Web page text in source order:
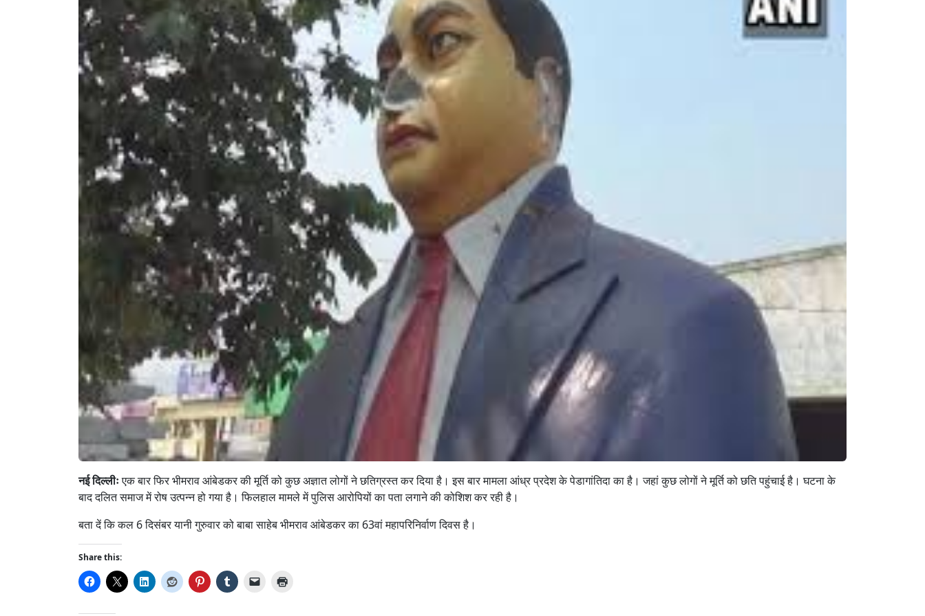
नई दिल्लीःएक बार फिर भीमराव आंबेडकर की मूर्ति को कुछ अज्ञात लोगों ने छतिग्रस्त कर दिया है। इस बार मामला आंध्र प्रदेश के पेडागांतिदा का है। जहां कुछ लोगों ने मूर्ति को छति पहुंचाई है। घटना के
बाद दलित समाज में रोष उत्पन्न हो गया है। फिलहाल मामले में पुलिस आरोपियों का पता लगाने की कोशिश कर रही है।
बता दें कि कल 6 दिसंबर यानी गुरुवार को बाबा साहेब भीमराव आंबेडकर का 63वां महापरिनिर्वाण दिवस है।
Share this: